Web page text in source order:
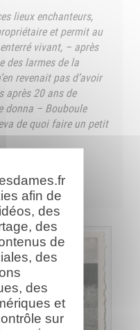
lieux enchanteurs,
et permit au
vivant, – après
des larmes de la
revenait pas d’avoir
après 20 ans de
donna – Bouboule
de quoi faire un petit
afin de
des
des
de
des
des
et
sur